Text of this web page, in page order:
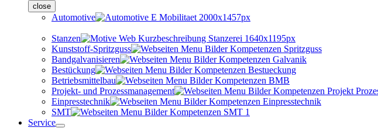
close
Automotive
Stanzen
Kunststoff-Spritzguss
Bandgalvanisieren
Bestückung
Betriebsmittelbau
Projekt- und Prozessmanagement
Einpresstechnik
SMT
Service